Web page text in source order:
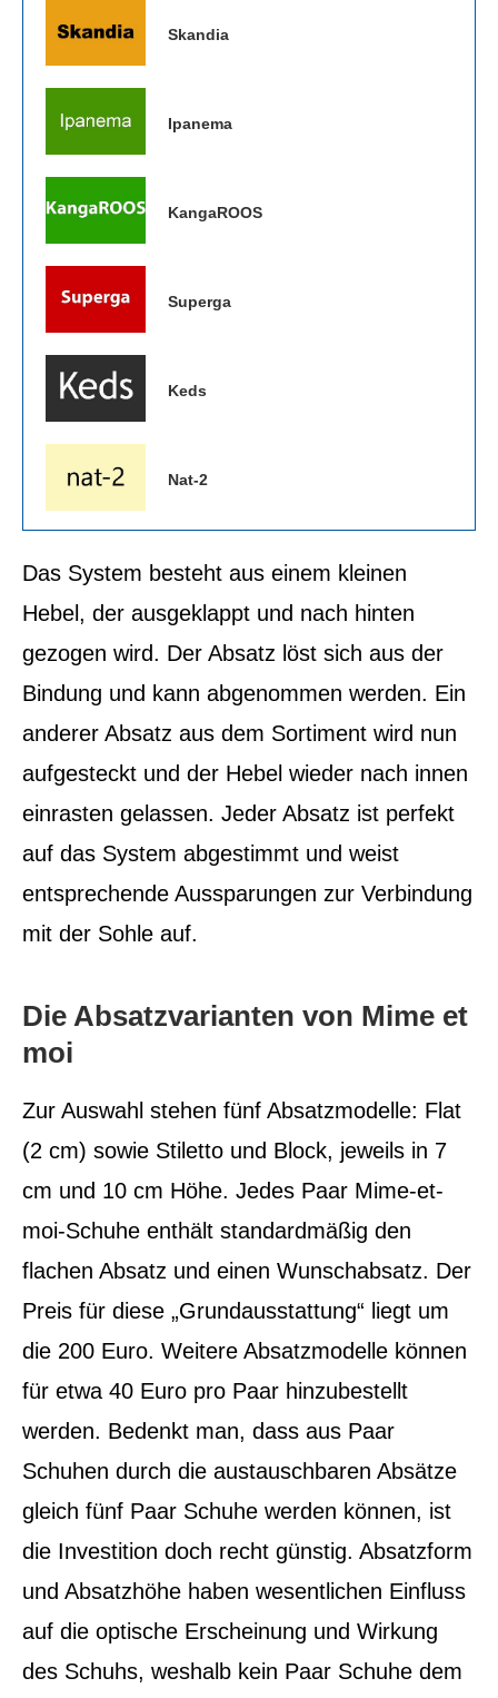
Skandia
Ipanema
KangaROOS
Superga
Keds
Nat-2
Das System besteht aus einem kleinen
Hebel, der ausgeklappt und nach hinten
gezogen wird. Der Absatz löst sich aus der
Bindung und kann abgenommen werden. Ein
anderer Absatz aus dem Sortiment wird nun
aufgesteckt und der Hebel wieder nach innen
einrasten gelassen. Jeder Absatz ist perfekt
auf das System abgestimmt und weist
entsprechende Aussparungen zur Verbindung
mit der Sohle auf.
Die Absatzvarianten von Mime et
moi
Zur Auswahl stehen fünf Absatzmodelle: Flat
(2 cm) sowie Stiletto und Block, jeweils in 7
cm und 10 cm Höhe. Jedes Paar Mime-et-
moi-Schuhe enthält standardmäßig den
flachen Absatz und einen Wunschabsatz. Der
Preis für diese „Grundausstattung“ liegt um
die 200 Euro. Weitere Absatzmodelle können
für etwa 40 Euro pro Paar hinzubestellt
werden. Bedenkt man, dass aus Paar
Schuhen durch die austauschbaren Absätze
gleich fünf Paar Schuhe werden können, ist
die Investition doch recht günstig. Absatzform
und Absatzhöhe haben wesentlichen Einfluss
auf die optische Erscheinung und Wirkung
des Schuhs, weshalb kein Paar Schuhe dem